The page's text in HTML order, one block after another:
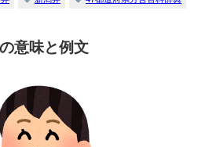
意味と例文